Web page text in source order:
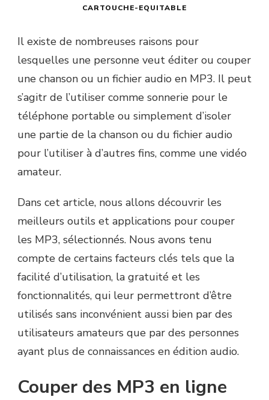
CARTOUCHE-EQUITABLE
Il existe de nombreuses raisons pour
lesquelles une personne veut éditer ou couper
une chanson ou un fichier audio en MP3. Il peut
s’agitr de l’utiliser comme sonnerie pour le
téléphone portable ou simplement d’isoler
une partie de la chanson ou du fichier audio
pour l’utiliser à d’autres fins, comme une vidéo
amateur.
Dans cet article, nous allons découvrir les
meilleurs outils et applications pour couper
les MP3, sélectionnés. Nous avons tenu
compte de certains facteurs clés tels que la
facilité d’utilisation, la gratuité et les
fonctionnalités, qui leur permettront d’être
utilisés sans inconvénient aussi bien par des
utilisateurs amateurs que par des personnes
ayant plus de connaissances en édition audio.
Couper des MP3 en ligne